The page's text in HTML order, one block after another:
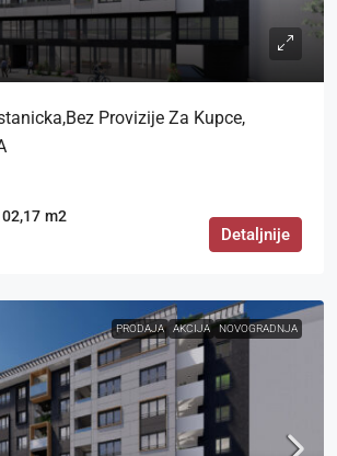
Provizije Za Kupce,
m2
Detaljnije
PRODAJA AKCIJA NOVOGRADNJA